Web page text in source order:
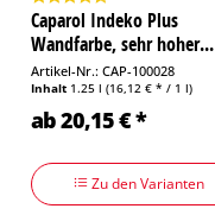
Caparol Indeko Plus
Wandfarbe, sehr hoher...
Artikel-Nr.: CAP-100028
Inhalt 1.25 l (16,12 € * / 1 l)
ab 20,15 € *
Zu den Varianten